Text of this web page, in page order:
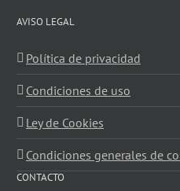
AVISO LEGAL
Política de privacidad
Condiciones de uso
Ley de Cookies
Condiciones generales de
CONTACTO